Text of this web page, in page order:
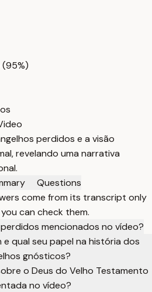
(95%)
perdidos e a visão
revelando uma narrativa
Questions
come from its transcript only
can check them.
mencionados no vídeo?
e qual seu papel na história dos
gnósticos?
o Deus do Velho Testamento
no vídeo?